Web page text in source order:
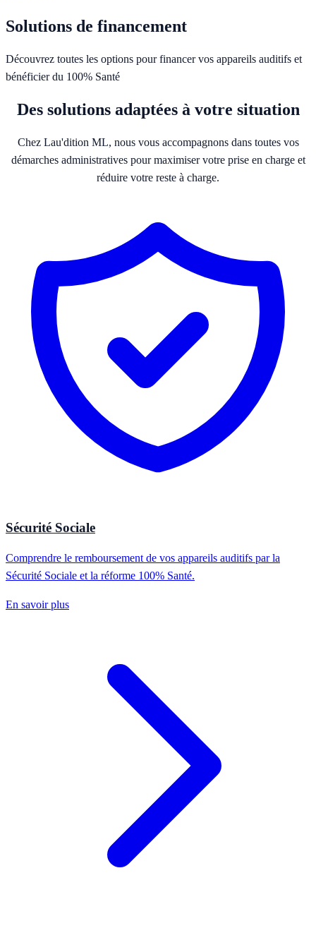
Solutions de financement
Découvrez toutes les options pour financer vos appareils auditifs et
bénéficier du 100% Santé
Des solutions adaptées à votre situation
Chez Lau'dition ML, nous vous accompagnons dans toutes vos
démarches administratives pour maximiser votre prise en charge et
réduire votre reste à charge.
Sécurité Sociale
Comprendre le remboursement de vos appareils auditifs par la
Sécurité Sociale et la réforme 100% Santé.
En savoir plus